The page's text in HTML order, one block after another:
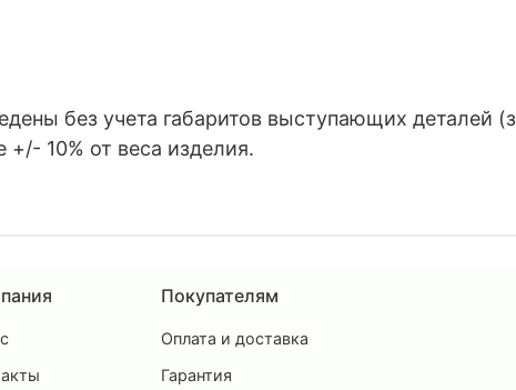
без учета габаритов выступающих деталей
10% от веса изделия.
Покупателям
Оплата и доставка
Гарантия